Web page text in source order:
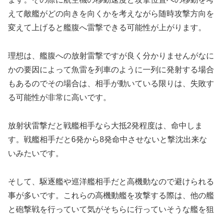
えて敵艦がどの向きを向くかを考えながら随時攻撃方向を
変えて上げると艦腹へ雷撃できる可能性が上がります。
理想は、艦腹への放射雷撃ですが良く分かりませんがなに
かの要因によって魚雷を列車のように一列に発射する場合
もあるのでその場合は、相手が動いている限りは、失敗す
る可能性が非常に高いです。
放射状雷撃だと戦艦相手なら大抵2発程度は、命中しま
す。戦艦相手だと6発から8発命中させないと撃沈出来な
いみたいです。
そして、駆逐艦や巡洋艦相手だと高機動なので避けられる
事が多いです。これらの高機動艦を攻撃する際は、他の艦
と砲撃戦を行っていて気がそちらに行っていそうな艦を狙